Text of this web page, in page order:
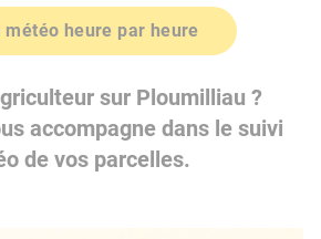
météo heure par heure
sur Ploumilliau ?
accompagne dans le suivi
de vos parcelles.